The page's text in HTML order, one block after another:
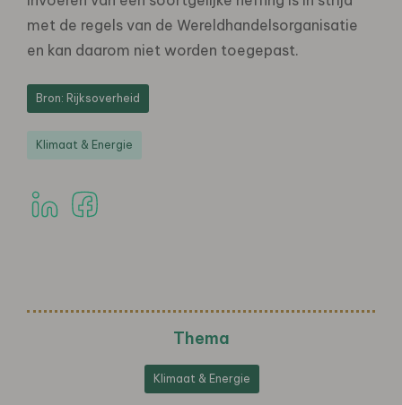
met de regels van de Wereldhandelsorganisatie
en kan daarom niet worden toegepast.
Bron: Rijksoverheid
Klimaat & Energie
Thema
Klimaat & Energie